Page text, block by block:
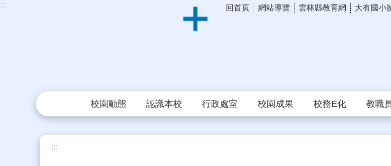
跳到主要內容區塊
::: 回首頁 網站導覽 雲林縣教育網 大有國小
校園動態 認識本校 行政處室 校園成果 校務E化 教職
:::